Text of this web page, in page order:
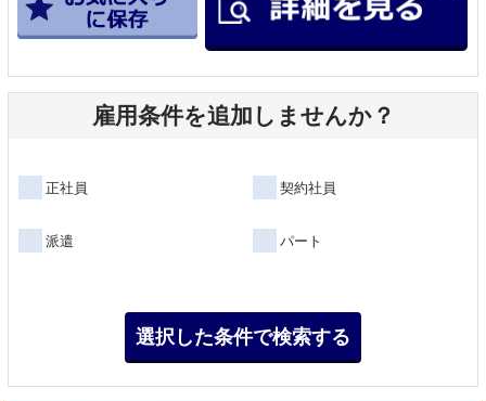
雇用条件を追加しませんか？
正社員 契約社員
派遣 パート